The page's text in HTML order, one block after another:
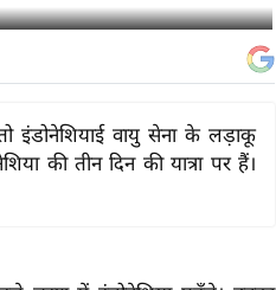
इंडोनेशियाई वायु सेना के लड़ाकू
की तीन दिन की यात्रा पर हैं।